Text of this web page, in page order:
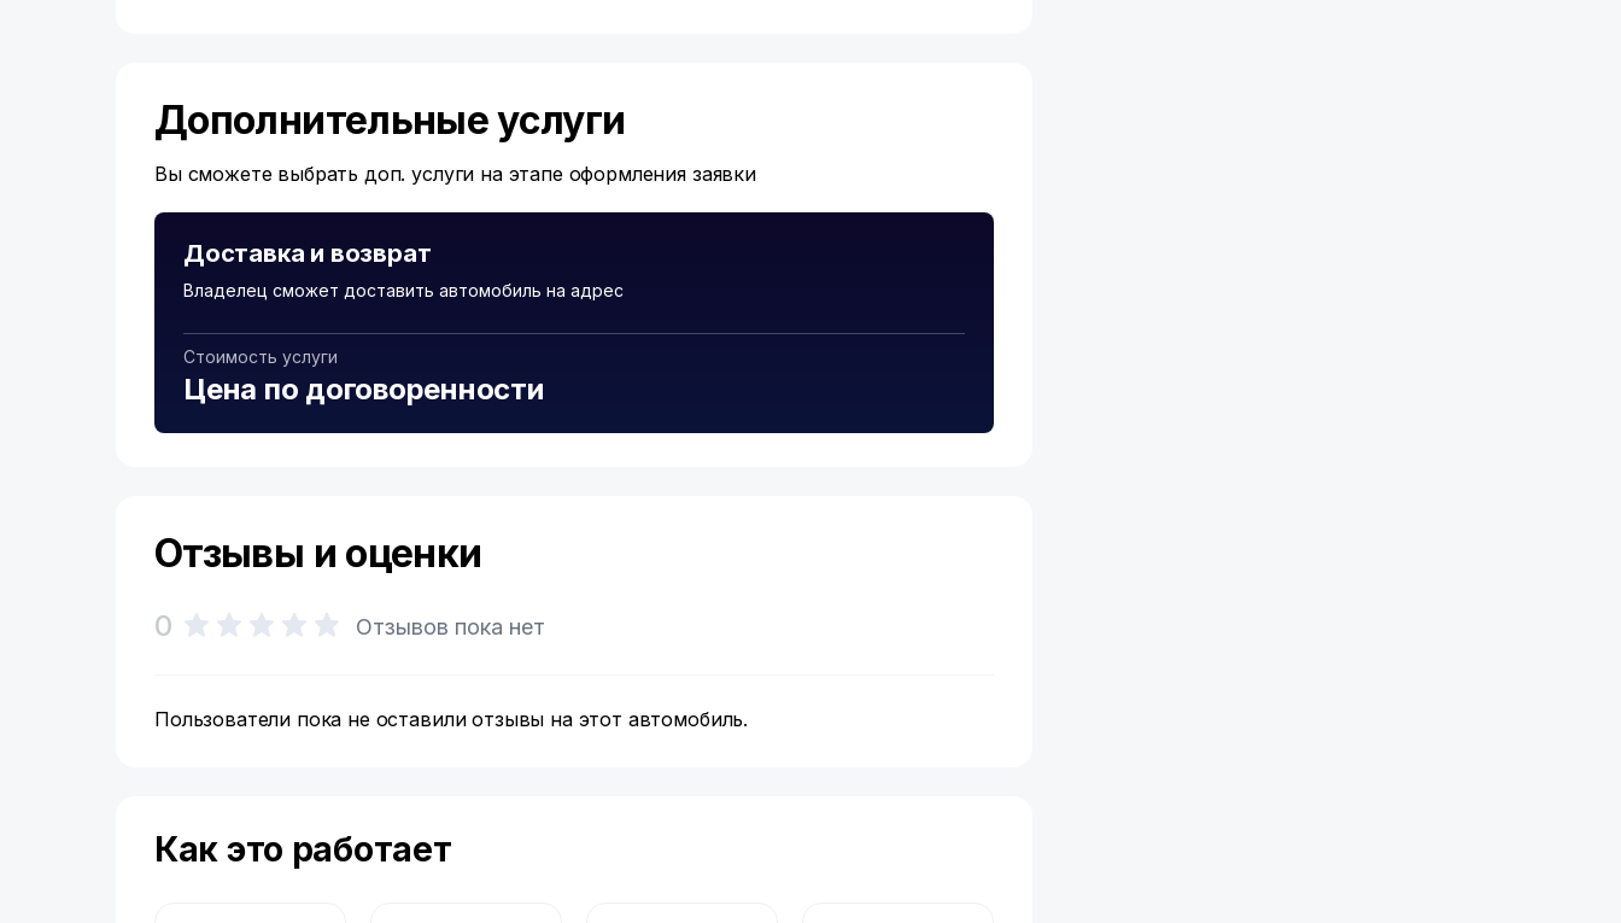
Дополнительные услуги
Вы сможете выбрать доп. услуги на этапе оформления заявки
Доставка и возврат
Владелец сможет доставить автомобиль на адрес
Стоимость услуги
Цена по договоренности
Отзывы и оценки
0 Отзывов пока нет
Пользователи пока не оставили отзывы на этот автомобиль.
Как это работает